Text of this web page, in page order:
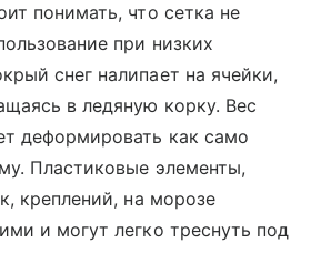
понимать, что сетка не
при низких
снег налипает на ячейки,
в ледяную корку. Вес
деформировать как само
Пластиковые элементы,
креплений, на морозе
и могут легко треснуть под